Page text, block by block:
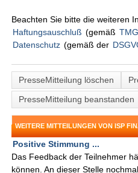
Beachten Sie bitte die weiteren
Haftungsauschluß (gemäß
Datenschutz (gemäß der
PresseMitteilung löschen
PresseMitteilung beanstanden
WEITERE MITTEILUNGEN VON ISP
Positive Stimmung ...
Das Feedback der Teilnehmer
können. An dieser Stelle